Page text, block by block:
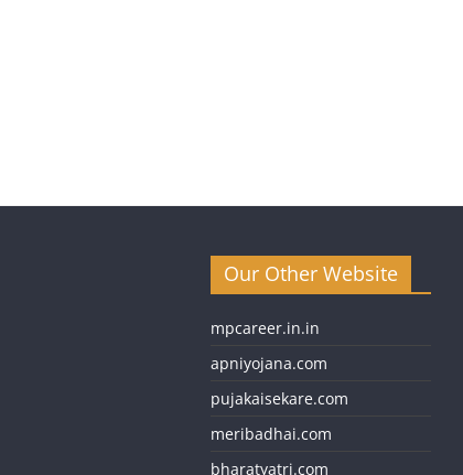
Our Other Website
mpcareer.in.in
apniyojana.com
pujakaisekare.com
meribadhai.com
bharatyatri.com